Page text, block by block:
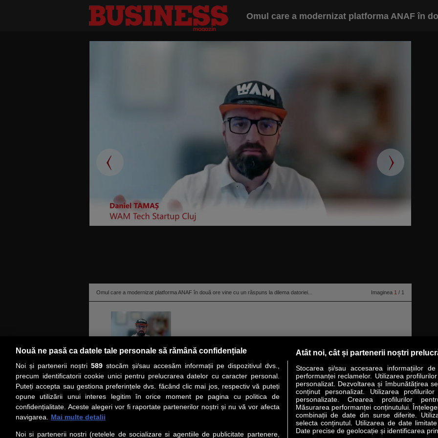
Omul care a modernizat platforma ANAF în
Omul care a modernizat platforma ANAF în două ore vine cu un răspuns la dilema datoriei... Imaginea 1 / 1
citeşte toată ştirea
PRIMA PAGINĂ COVER STORY LIDERI ANALIZE HI-TECH MEET THE CEO
Social Servicii
Nouă ne pasă ca datele tale personale să rămână confidențiale
Noi și partenerii noștri 589stocăm și/sau accesăm informații pe dispozitivul dvs.,
precum identificatorii cookie unici pentru prelucrarea datelor cu caracter personal.
Puteți accepta sau gestiona preferințele dvs. făcând clic mai jos, respectiv vă puteți
opune utilizării unui interes legitim în orice moment pe pagina cu politica de
confidențialitate. Aceste alegeri vor fi raportate partenerilor noștri și nu vă vor afecta
navigarea.
Mai multe detalii
Noi si partenerii nostri (retelele de socializare si agentiile de publicitate partenere,
Atât noi, cât și partenerii noștri
Stocarea și/sau accesarea informațiilor
performanței reclamelor. Utilizarea
personalizat. Dezvoltarea și îmbunătățirea
conținut personalizat. Utilizarea
personalizate. Crearea profilurilor
Măsurarea performanței conținutului.
combinații de date din surse diferite.
selecta conținutul. Utilizarea de date
Date precise de geolocație și identificarea